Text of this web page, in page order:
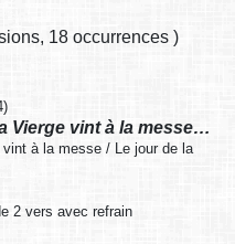
, 18 occurrences )
Vierge vint à la messe…
à la messe / Le jour de la
2 vers avec refrain